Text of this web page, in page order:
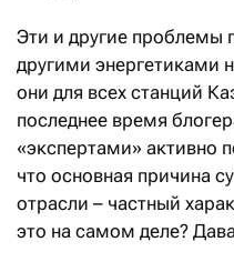
Эти и другие проблемы
другими энергетиками
они для всех станций
последнее время
«экспертами» активно
что основная причина
отрасли – частный
это на самом деле?